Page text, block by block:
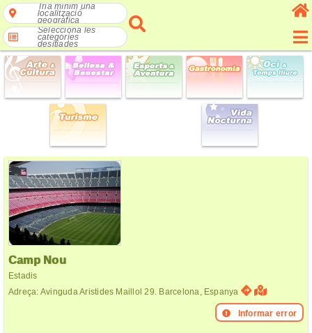
Tria mínim una
localització
geogràfica
Selecciona les
categories
desitjades
Camp Nou
Estadis
Adreça: Avinguda Aristides Maillol 29. Barcelona, Espanya
Informar error